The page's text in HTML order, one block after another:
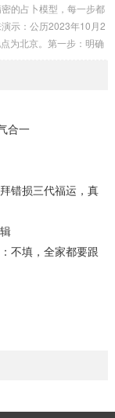
八字命局中“喜火”、“用
帮助，犹如天降神助，
”的人...
的占卜模型，每一步都
示：公历2023年10月2
为北京。第一步：明确
地支）、月将、当天日
课是“三传”之母，此
合一
错损三代福运，真
不填，全家都要跟